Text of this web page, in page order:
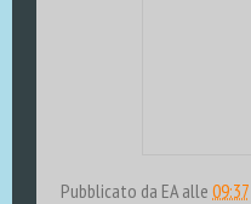
Pubblicato da EA alle 09:37